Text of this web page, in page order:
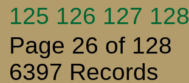
125 126 127 128
Page 26 of 128
6397 Records